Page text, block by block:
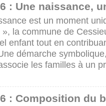
: Une naissance,
est un moment
la commune de
enfant tout en
démarche
les familles à un
: Composition du